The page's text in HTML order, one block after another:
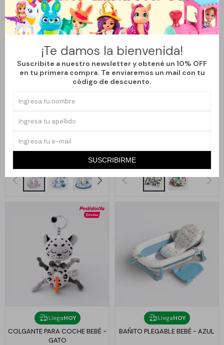
¡Te damos la bienvenida!
Suscribite a nuestro newsletter y obtené un 10% OFF
en tu primera compra. Te enviaremos un mail con tu
código de descuento.
SUSCRIBIRME
GIMNASIO ALFOMBRA
COORDINACIÓN 2EN1 -
$1.990
LlegaHOY
COLGANTE PARA COCHE BEBÉ -
GATO
LlegaHOY
BAÑITO PLEGABLE BEBÉ - AZUL